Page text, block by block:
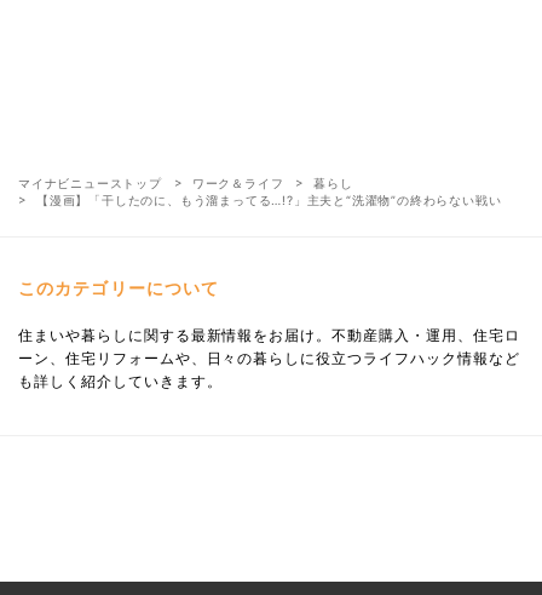
マイナビニューストップ ワーク＆ライフ
暮らし
【漫画】「干したのに、もう溜まってる…!?」主夫と“洗濯物”の終わらない戦い
このカテゴリーについて
住まいや暮らしに関する最新情報をお届け。不動産購入・運用、住宅ロ
ーン、住宅リフォームや、日々の暮らしに役立つライフハック情報など
も詳しく紹介していきます。